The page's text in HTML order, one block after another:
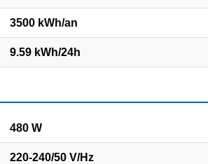
3500 kWh/an
9.59 kWh/24h
480 W
220-240/50 V/Hz